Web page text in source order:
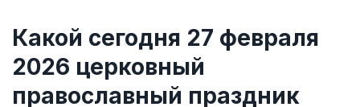
Какой сегодня 27 февраля
2026 церковный
православный праздник